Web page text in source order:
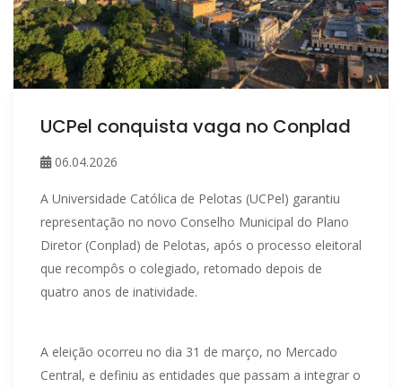
UCPel conquista vaga no Conplad
06.04.2026
A Universidade Católica de Pelotas (UCPel) garantiu
representação no novo Conselho Municipal do Plano
Diretor (Conplad) de Pelotas, após o processo eleitoral
que recompôs o colegiado, retomado depois de
quatro anos de inatividade.
A eleição ocorreu no dia 31 de março, no Mercado
Central, e definiu as entidades que passam a integrar o